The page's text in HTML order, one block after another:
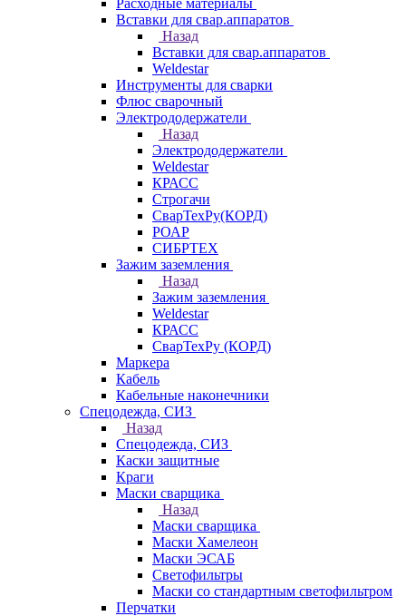
Расходные материалы
Вставки для свар.аппаратов
Назад
Вставки для свар.аппаратов
Weldestar
Инструменты для сварки
Флюс сварочный
Электрододержатели
Назад
Электрододержатели
Weldestar
КРАСС
Строгачи
СварТехРу(КОРД)
РОАР
СИБРТЕХ
Зажим заземления
Назад
Зажим заземления
Weldestar
КРАСС
СварТехРу (КОРД)
Маркера
Кабель
Кабельные наконечники
Спецодежда, СИЗ
Назад
Спецодежда, СИЗ
Каски защитные
Краги
Маски сварщика
Назад
Маски сварщика
Маски Хамелеон
Маски ЭСАБ
Светофильтры
Маски со стандартным светофильтром
Перчатки